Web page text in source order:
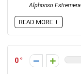
Alphonso Estremera
READ MORE +
0